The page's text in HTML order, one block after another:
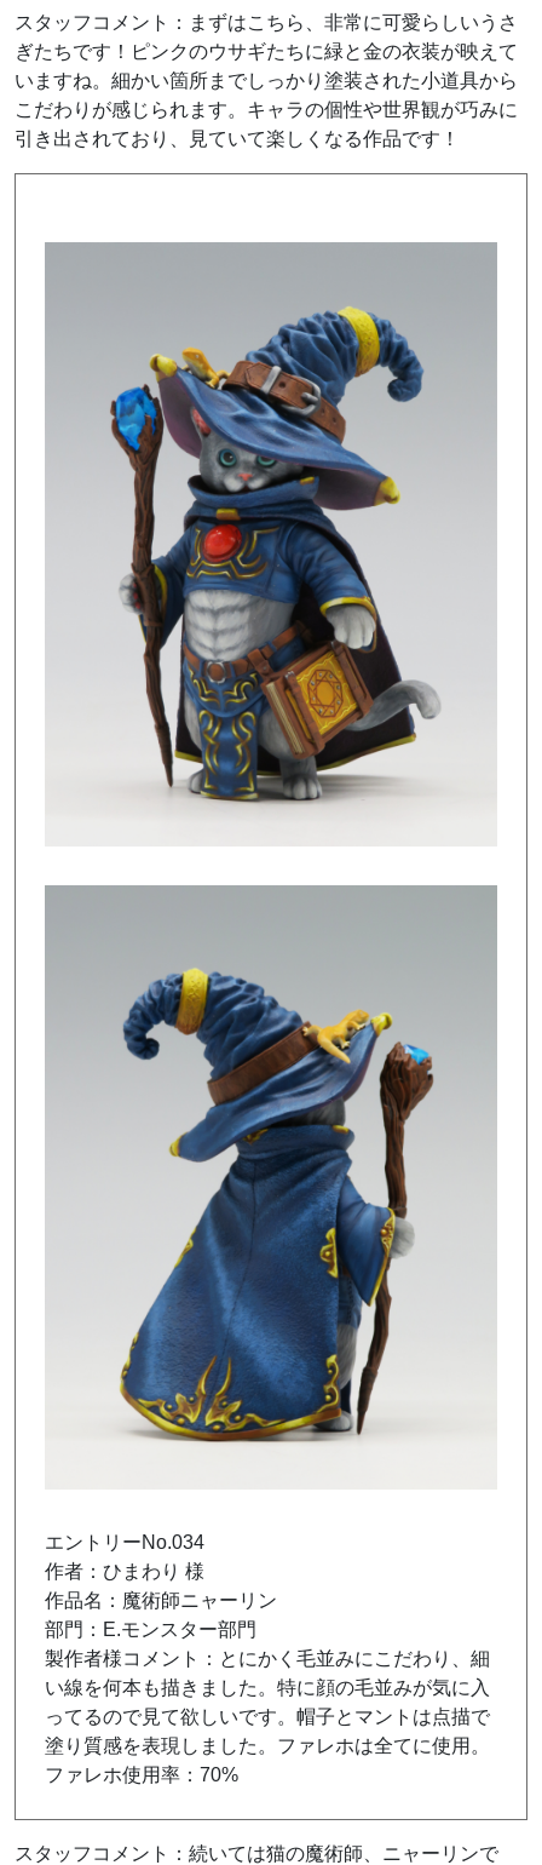
スタッフコメント：まずはこちら、非常に可愛らしいうさ
ぎたちです ！ ピンクのウサギたちに緑と金の衣装が映えて
いますね。 細かい箇所までしっかり塗装された小道具から
こだわりが感じられます。キャラの個性や世界観が巧みに
引き出されており、見ていて楽しくなる作品です！
エントリーNo.034
作者：ひまわり 様
作品名：魔術師ニャーリン
部門：E.モンスター部門
製作者様コメント：とにかく毛並みにこだわり、細
い線を何本も描きました。特に顔の毛並みが気に入
ってるので見て欲しいです。帽子とマントは点描で
塗り質感を表現しました。ファレホは全てに使用。
ファレホ使用率：70%
スタッフコメント：続いては猫の魔術師、ニャーリンで